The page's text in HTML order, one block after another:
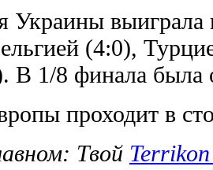
Украины выиграла
(4:0),
В 1/8 финала была
проходит в
Твой